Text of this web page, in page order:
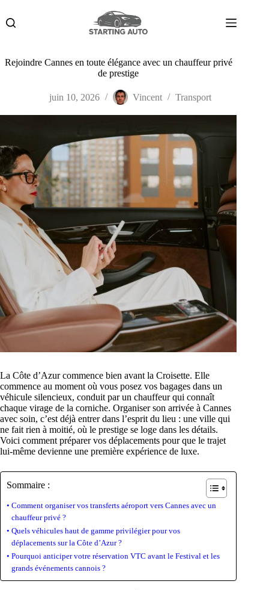
contenu
Rejoindre Cannes en toute élégance avec un chauffeur privé
de prestige
juin 10, 2026 Vincent Transport
La Côte d’Azur commence bien avant la Croisette. Elle
commence au moment où vous posez vos bagages dans un
véhicule silencieux, conduit par un chauffeur qui connaît
chaque virage de la corniche. Organiser son arrivée à Cannes
avec soin, c’est déjà entrer dans l’esprit du lieu : une ville qui
ne fait rien à moitié, où le prestige se loge dans les détails.
Voici comment préparer vos déplacements pour que le trajet
lui-même devienne une première expérience de luxe.
Sommaire :
Comment organiser vos transferts aéroport vers Cannes avec un
chauffeur privé ?
Quels véhicules haut de gamme privilégier pour vos
déplacements sur la Côte d’Azur ?
Pourquoi anticiper votre réservation VTC avant le Festival et les
grands événements cannois ?